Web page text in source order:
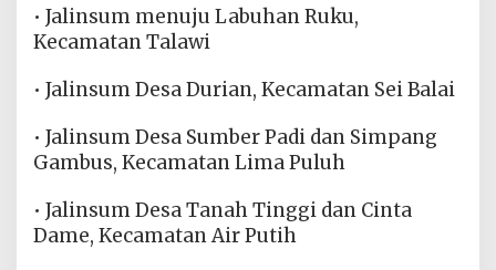
• Jalinsum menuju Labuhan Ruku,
Kecamatan Talawi
• Jalinsum Desa Durian, Kecamatan Sei Balai
• Jalinsum Desa Sumber Padi dan Simpang
Gambus, Kecamatan Lima Puluh
• Jalinsum Desa Tanah Tinggi dan Cinta
Dame, Kecamatan Air Putih